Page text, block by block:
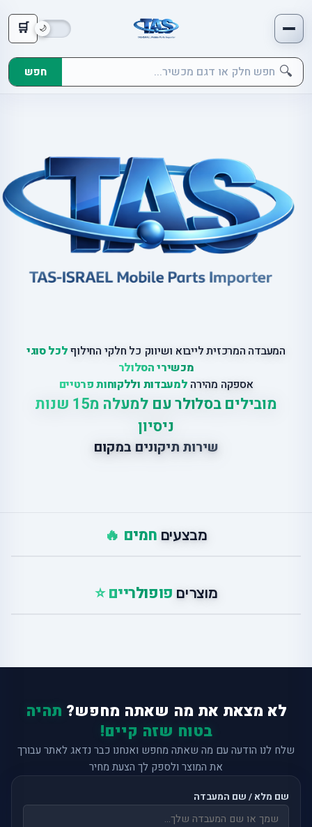
🛒
🔍 חפש
המעבדה המרכזית לייבוא ושיווק כל חלקי החילוףלכל סוגי
מכשירי הסלולר
אספקה מהירה למעבדות וללקוחות פרטיים
מובילים בסלולר עם למעלה מ15 שנות
ניסיון
שירות תיקונים במקום
מבצעים חמים 🔥
מוצרים פופולריים ⭐
לא מצאת את מה שאתה מחפש? תהיה
בטוח שזה קיים!
שלח לנו הודעה עם מה שאתה מחפש ואנחנו כבר נדאג לאתר עבורך
את המוצר ולספק לך הצעת מחיר
שם מלא / שם המעבדה